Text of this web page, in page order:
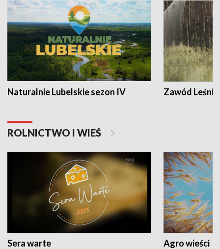
Naturalnie Lubelskie sezon IV Zawód Leśnik
ROLNICTWO I WIEŚ
Sera warte Agro wieści